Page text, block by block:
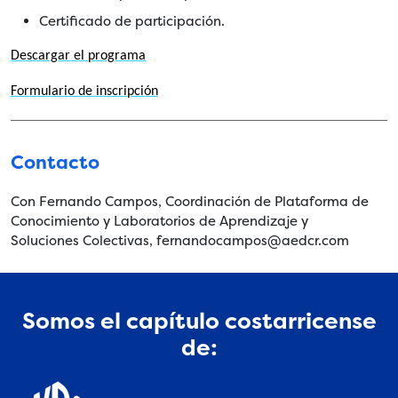
Certificado de participación.
Descargar el programa
Formulario de inscripción
Contacto
Con Fernando Campos, Coordinación de Plataforma de
Conocimiento y Laboratorios de Aprendizaje y
Soluciones Colectivas, fernandocampos@aedcr.com
Somos el capítulo costarricense
de: